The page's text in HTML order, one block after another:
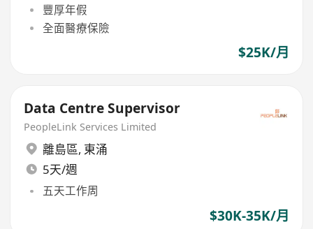
豐厚年假
全面醫療保險
$25K/月
Data Centre Supervisor
PeopleLink Services Limited
離島區, 東涌
5天/週
五天工作周
$30K-35K/月